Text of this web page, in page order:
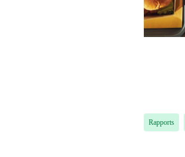
Rapports